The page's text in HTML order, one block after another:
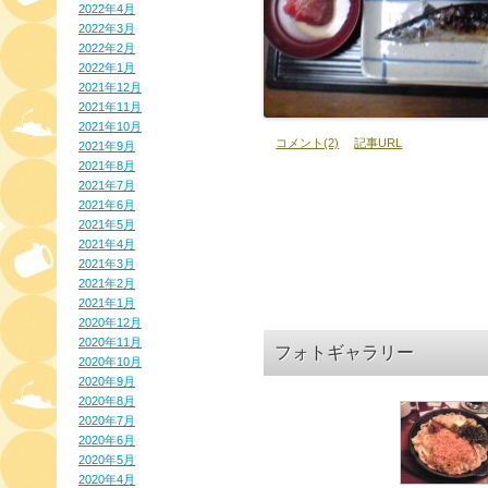
2022年4月
2022年3月
2022年2月
2022年1月
2021年12月
2021年11月
2021年10月
2021年9月
2021年8月
2021年7月
2021年6月
2021年5月
2021年4月
2021年3月
2021年2月
2021年1月
2020年12月
2020年11月
2020年10月
2020年9月
2020年8月
2020年7月
2020年6月
2020年5月
2020年4月
コメント(2) 記事URL
フォトギャラリー